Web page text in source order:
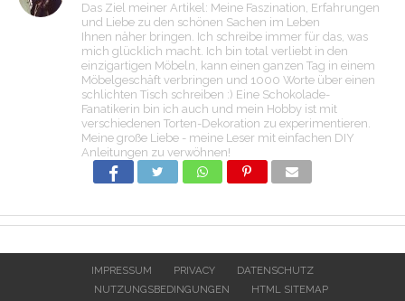
Das Ziel meiner Artikel: Meine Faszination, Erfahrungen
und Liebe zu den schönen Sachen im Leben
Ihnen näher bringen. Ich schreibe immer für das, was
mich glücklich macht. Ich bin total verliebt in den
einzigartigen Möbeln, kann einen ganzen Tag in einem
Möbelgeschäft verbringen und 1000 Worte über einen
schlichten Tisch schreiben :) Eine Schokolade-
Fanatikerin bin ich auch und mein Hobby ist mit
verschiedenen Torten-Dekoration zu experimentieren.
Meine große Liebe - meine Leser mit einfachen DIY
Anleitungen zu verwöhnen!
IMPRESSUM PRIVACY
DATENSCHUTZ
NUTZUNGSBEDINGUNGEN
HTML SITEMAP